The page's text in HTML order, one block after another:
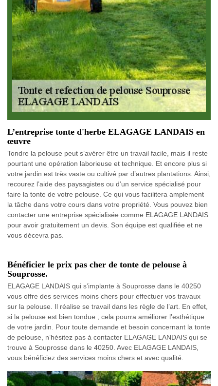
L’entreprise tonte d'herbe ELAGAGE LANDAIS en
œuvre
Tondre la pelouse peut s’avérer être un travail facile, mais il reste
pourtant une opération laborieuse et technique. Et encore plus si
votre jardin est très vaste ou cultivé par d’autres plantations. Ainsi,
recourez l’aide des paysagistes ou d’un service spécialisé pour
faire la tonte de votre pelouse. Ce qui vous facilitera amplement
la tâche dans votre cours dans votre propriété. Vous pouvez bien
contacter une entreprise spécialisée comme ELAGAGE LANDAIS
pour avoir gratuitement un devis. Son équipe est qualifiée et ne
vous décevra pas.
Bénéficier le prix pas cher de tonte de pelouse à
Souprosse.
ELAGAGE LANDAIS qui s’implante à Souprosse dans le 40250
vous offre des services moins chers pour effectuer vos travaux
sur la pelouse. Il réalise se travail dans les règle de l’art. En effet,
si la pelouse est bien tondue ; cela pourra améliorer l’esthétique
de votre jardin. Pour toute demande et besoin concernant la tonte
de pelouse, n’hésitez pas à contacter ELAGAGE LANDAIS qui se
trouve à Souprosse dans le 40250. Avec ELAGAGE LANDAIS,
vous bénéficiez des services moins chers et avec qualité.